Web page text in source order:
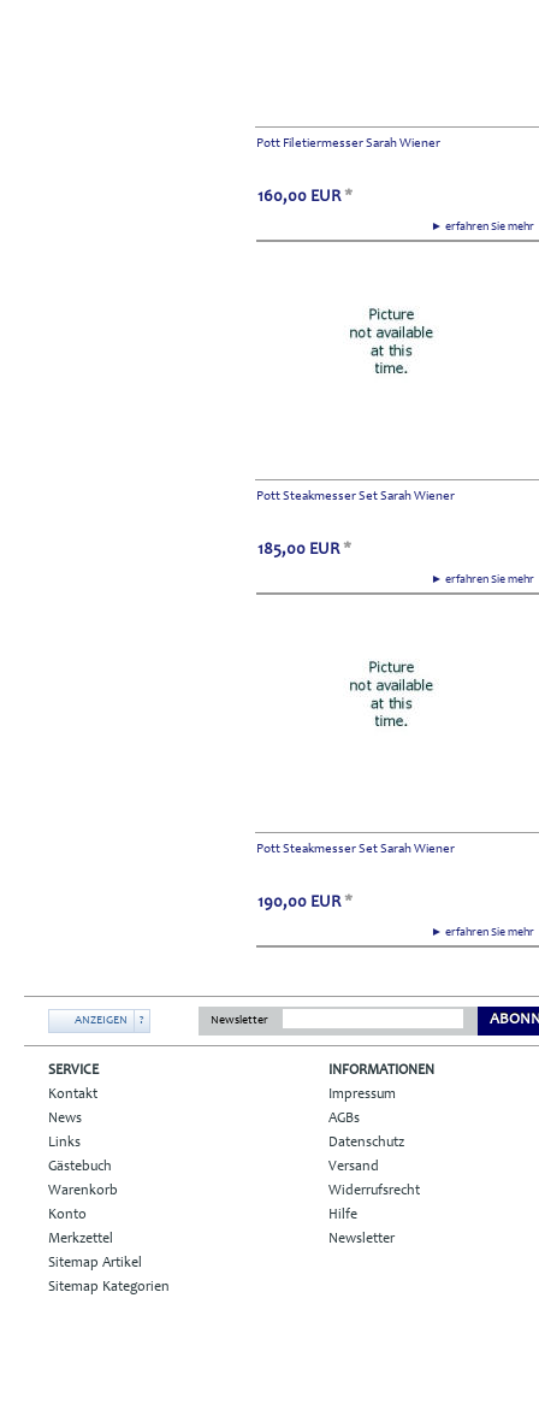
Pott Filetiermesser Sarah Wiener
► erfahren Sie
160,00 EUR *
Pott Steakmesser Set Sarah Wiener
► erfahren Sie
185,00 EUR *
Pott Steakmesser Set Sarah Wiener
► erfahren Sie
190,00 EUR *
ANZEIGEN ? Newsletter
SERVICE
Kontakt
News
Links
Gästebuch
Warenkorb
Konto
Merkzettel
Sitemap Artikel
Sitemap Kategorien
INFORMATIONEN
Impressum
AGBs
Datenschutz
Versand
Widerrufsrecht
Hilfe
Newsletter